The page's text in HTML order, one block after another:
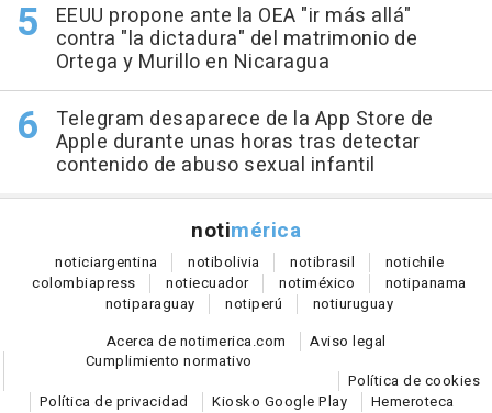
EEUU propone ante la OEA "ir más allá"
contra "la dictadura" del matrimonio de
Ortega y Murillo en Nicaragua
Telegram desaparece de la App Store de
Apple durante unas horas tras detectar
contenido de abuso sexual infantil
notimérica
noticiargentina notibolivia notibrasil notichile
colombiapress notiecuador notiméxico notipanama
notiparaguay notiperú notiuruguay
Acerca de notimerica.com
Aviso legal
Cumplimiento normativo
Política de cookies
Política de privacidad
Kiosko Google Play
Hemeroteca